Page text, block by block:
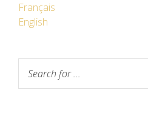
Français
English